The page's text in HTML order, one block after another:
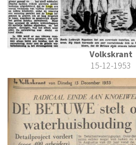
Volkskrant
15-12-1953